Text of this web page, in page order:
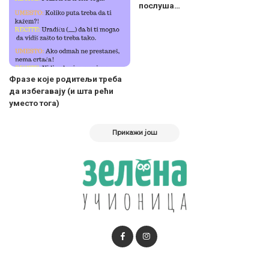
Фразе које родитељи треба
да избегавају (и шта рећи
уместо тога)
послуша…
Прикажи још